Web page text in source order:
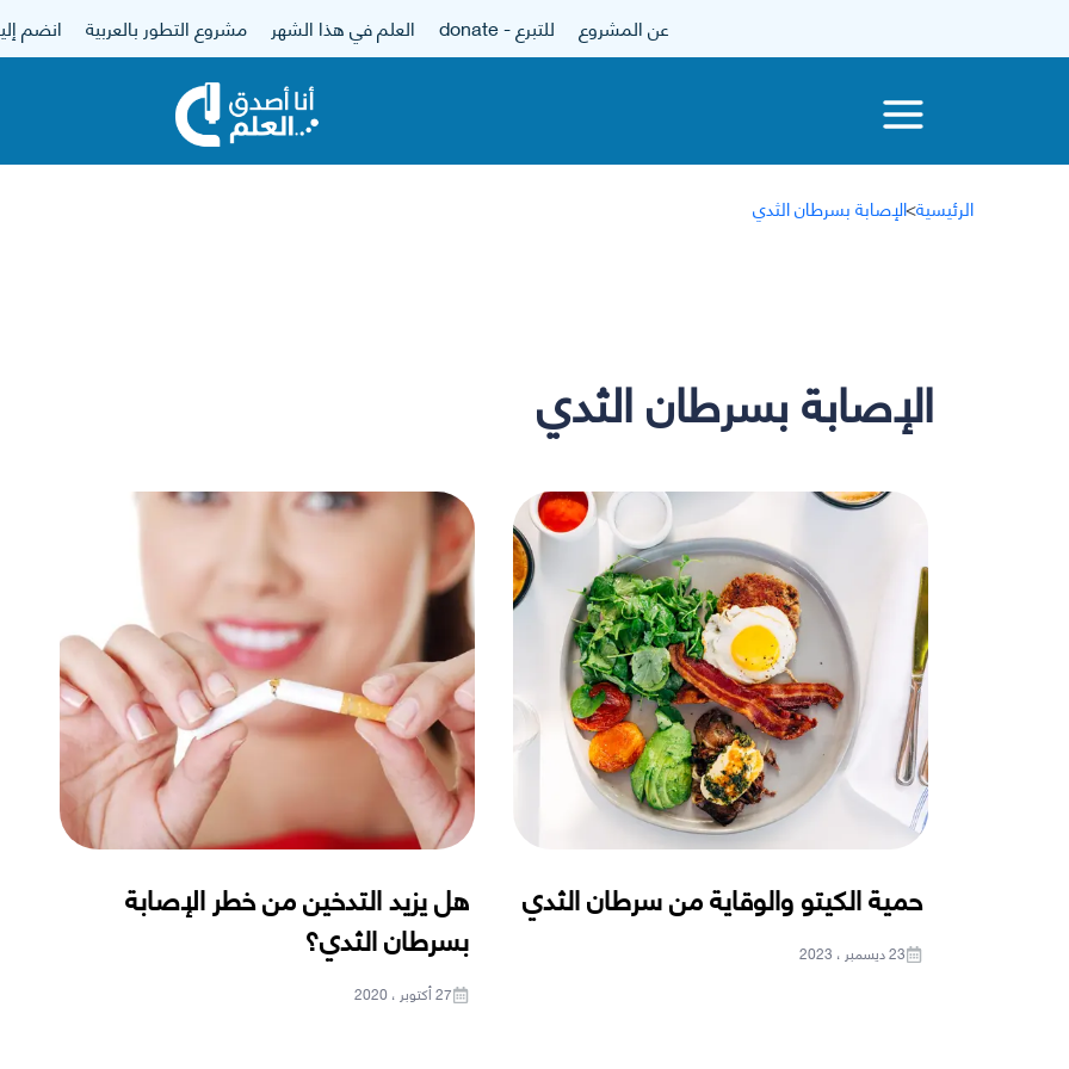
عن المشروع للتبرع - donate العلم في هذا الشهر مشروع التطور بالعربية انضم
الرئيسية>الإصابة بسرطان الثدي
الإصابة بسرطان الثدي
حمية الكيتو والوقاية من سرطان الثدي
23 ديسمبر ، 2023
هل يزيد التدخين من خطر الإصابة
بسرطان الثدي؟
27 أكتوبر ، 2020